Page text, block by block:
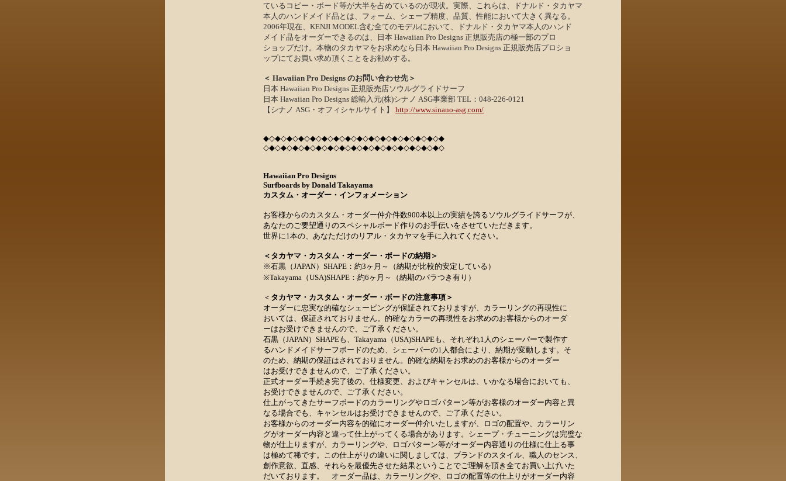
ているコピー・ボード等が大半を占めているのが現状。実際、これらは、ドナルド・タカヤマ
本人のハンドメイド品 とは、フォーム、シェープ精度、品質、性能において大きく異なる。
2006年現在、KENJI MODEL含む全てのモデルにおいて、ドナルド・タカヤマ本人のハンド
メイド品をオーダーできるのは、日本 Hawaiian Pro Designs 正規販売店の極一部のプロ
ショップだけ。本物のタカヤマをお求めなら日本 Hawaiian Pro Designs 正規販売店プロショ
ップにてお買い求め頂くことをお勧めする。
＜ Hawaiian Pro Designs のお問い合わせ先＞
日本 Hawaiian Pro Designs 正規販売店ソウルグライドサーフ
日本 Hawaiian Pro Designs 総輸入元(株)シナノ ASG事業部 TEL：048-226-0121
【 シナノ ASG・ オフィシャルサイト】 http://www.sinano-asg.com/
◆◇◆◇◆◇◆◇◆◇◆◇◆◇◆◇◆◇◆◇◆◇◆◇◆◇◆◇◆◇◆
◇◆◇◆◇◆◇◆◇◆◇◆◇◆◇◆◇◆◇◆◇◆◇◆◇◆◇◆◇◆◇
Hawaiian Pro Designs
Surfboards by Donald Takayama
カスタム・オーダー・インフォメーション
お客様からのカスタム・オーダー仲介件数900本以上の実績を誇るソウルグライドサーフが、
あなたのご要望通りのスペシャルボード作りのお手伝いをさせていただきます。
世界に1本の、あなただけのリアル・タカヤマを手に入れてください。
＜タカヤマ・カスタム・オーダー・ボードの納期＞
※石黒（JAPAN）SHAPE：約3ヶ月～（納期が比較的安定している）
※Takayama（USA)SHAPE：約6ヶ月～（納期のバラつき有り）
＜ タカヤマ・カスタム・オーダー・ボードの注意事項＞
オーダーに忠実な的確なシェーピングが保証されておりますが、カラーリングの再現性に
おいては、保証されておりません。的確なカラーの再現性をお求めのお客様からのオーダ
ーはお受けできませんので、ご了承ください。
石黒（JAPAN）SHAPEも、Takayama（USA)SHAPEも、それぞれ1人のシェーパーで製作す
るハンドメイドサーフボードのため、シェーパーの1人都合により、納期が変動します。そ
のため、納期の保証はされておりません。的確な納期をお求めのお客様からのオーダー
はお受けできませんので、ご了承ください。
正式オーダー手続き完了後の、仕様変更、およびキャンセルは、いかなる場合においても、
お受けできませんので、ご了承ください。
仕上がってきたサーフボードのカラーリングやロゴパターン等がお客様のオーダー内容と異
なる場合でも、キャンセルはお受けできませんので、ご了承ください。
お客様からのオーダー内容を的確にオーダー仲介いたしますが、ロゴの配置や、カラーリン
グがオーダー内容と違って仕上がってくる場合があります。シェープ・チューニングは完璧な
物が仕上りますが、カラーリングや、ロゴパターン等がオーダー内容通りの仕様に仕上る事
は極めて稀です。この仕上がりの違いに関しましては、ブランドのスタイル、職人のセンス、
創作意欲、直感、それらを最優先させた結果ということでご理解を頂き全てお買い上げいた
だいております。 オーダー品は、カラーリングや、ロゴの配置等の仕上りがオーダー内容